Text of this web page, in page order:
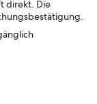
direkt. Die